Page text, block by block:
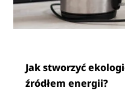
Jak stworzyć
źródłem energii?